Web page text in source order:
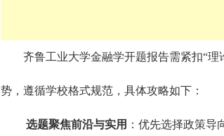
齐鲁工业大学金融学开题报告需紧扣“
势，遵循学校格式规范，具体攻略如下：
选题聚焦前沿与实用 ：优先选择政策